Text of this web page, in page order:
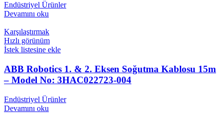
Endüstriyel Ürünler
Devamını oku
Karşılaştırmak
Hızlı görünüm
İstek listesine ekle
ABB Robotics 1. & 2. Eksen Soğutma Kablosu 15m
– Model No: 3HAC022723-004
Endüstriyel Ürünler
Devamını oku